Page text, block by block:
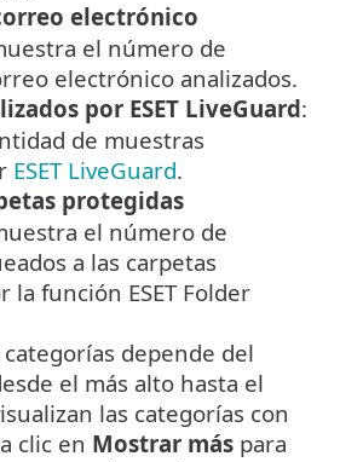
electrónico
el número de
electrónico analizados.
por ESET LiveGuard:
de muestras
ESET LiveGuard.
protegidas
el número de
a las carpetas
la función ESET Folder
depende del
el más alto hasta el
las categorías con
clic en Mostrar más para